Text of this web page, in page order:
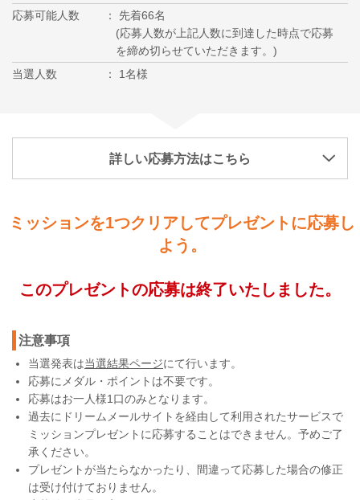
応募可能人数
先着66名
(応募人数が上記人数に到達した時点で応募
を締め切らせていただきます。)
当選人数
1名様
詳しい応募方法はこちら
ミッションを1つクリアしてプレゼントに応募し
よう。
このプレゼントの応募は終了いたしました。
注意事項
当選発表は当選結果ページにて行います。
応募にメダル・ポイントは不要です。
応募はお一人様1口のみとなります。
過去にドリームメールサイトを経由して利用されたサービスで
ミッションプレゼントに応募することはできません。予めご了
承ください。
プレゼントが当たらなかったり、間違って応募した場合の修正
は受け付けておりません。